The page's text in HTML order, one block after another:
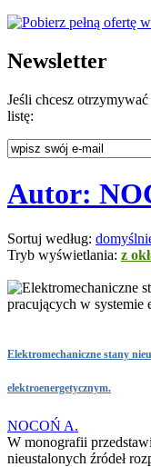
Newsletter
Jeśli chcesz
listę:
Autor:
Sortuj według:
Tryb wyświetlania: z
Elektromechaniczne stany
elektroenergetycznym.
NOCOŃ A.
W monografii
nieustalonych źródeł